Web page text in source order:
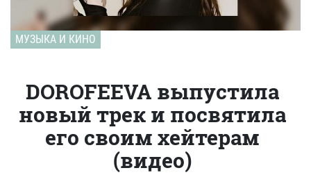
МУЗЫКА И КИНО
DOROFEEVA выпустила
новый трек и посвятила
его своим хейтерам
(видео)